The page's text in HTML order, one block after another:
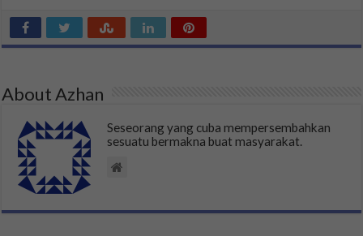
About Azhan
Seseorang yang cuba mempersembahkan
sesuatu bermakna buat masyarakat.